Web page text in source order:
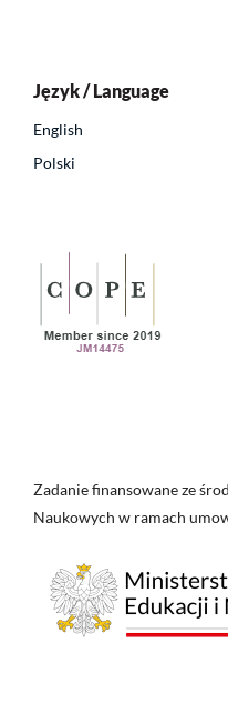
Język / Language
English
Polski
Zadanie finansowane ze
Naukowych w ramach